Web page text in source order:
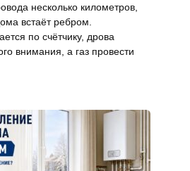
несколько километров,
встаёт ребром.
по счётчику, дрова
внимания, а газ провести